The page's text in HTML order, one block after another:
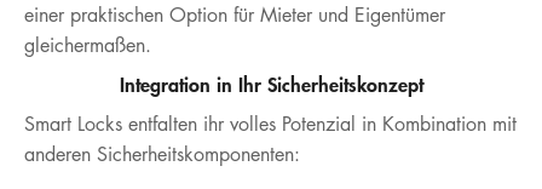
einer praktischen Option für Mieter und Eigentümer
gleichermaßen.
Integration in Ihr Sicherheitskonzept
Smart Locks entfalten ihr volles Potenzial in Kombination mit
anderen Sicherheitskomponenten: